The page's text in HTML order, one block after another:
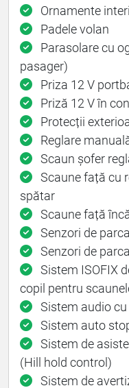
Ornamente
Padele volan
Parasolare cu
pasager)
Priza 12 V
Priză 12 V în
Protecții
Reglare
Scaun șofer
Scaune față cu
spătar
Scaune față
Senzori de
Senzori de
Sistem ISOFIX
copil pentru
Sistem audio
Sistem auto
Sistem de
(Hill hold control)
Sistem de